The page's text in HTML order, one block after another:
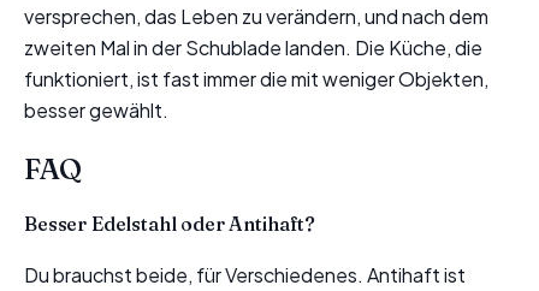
versprechen, das Leben zu verändern, und nach dem
zweiten Mal in der Schublade landen. Die Küche, die
funktioniert, ist fast immer die mit weniger Objekten,
besser gewählt.
FAQ
Besser Edelstahl oder Antihaft?
Du brauchst beide, für Verschiedenes. Antihaft ist